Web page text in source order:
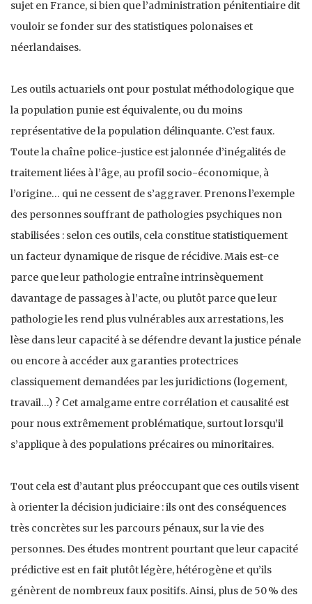
sujet en France, si bien que l’administration pénitentiaire dit
vouloir se fonder sur des statistiques polonaises et
néerlandaises.
Les outils actuariels ont pour postulat méthodologique que
la population punie est équivalente, ou du moins
représentative de la population délinquante. C’est faux.
Toute la chaîne police-justice est jalonnée d’inégalités de
traitement liées à l’âge, au profil socio-économique, à
l’origine… qui ne cessent de s’aggraver. Prenons l’exemple
des personnes souffrant de pathologies psychiques non
stabilisées : selon ces outils, cela constitue statistiquement
un facteur dynamique de risque de récidive. Mais est-ce
parce que leur pathologie entraîne intrinsèquement
davantage de passages à l’acte, ou plutôt parce que leur
pathologie les rend plus vulnérables aux arrestations, les
lèse dans leur capacité à se défendre devant la justice pénale
ou encore à accéder aux garanties protectrices
classiquement demandées par les juridictions (logement,
travail…) ? Cet amalgame entre corrélation et causalité est
pour nous extrêmement problématique, surtout lorsqu’il
s’applique à des populations précaires ou minoritaires.
Tout cela est d’autant plus préoccupant que ces outils visent
à orienter la décision judiciaire : ils ont des conséquences
très concrètes sur les parcours pénaux, sur la vie des
personnes. Des études montrent pourtant que leur capacité
prédictive est en fait plutôt légère, hétérogène et qu’ils
génèrent de nombreux faux positifs. Ainsi, plus de 50 % des